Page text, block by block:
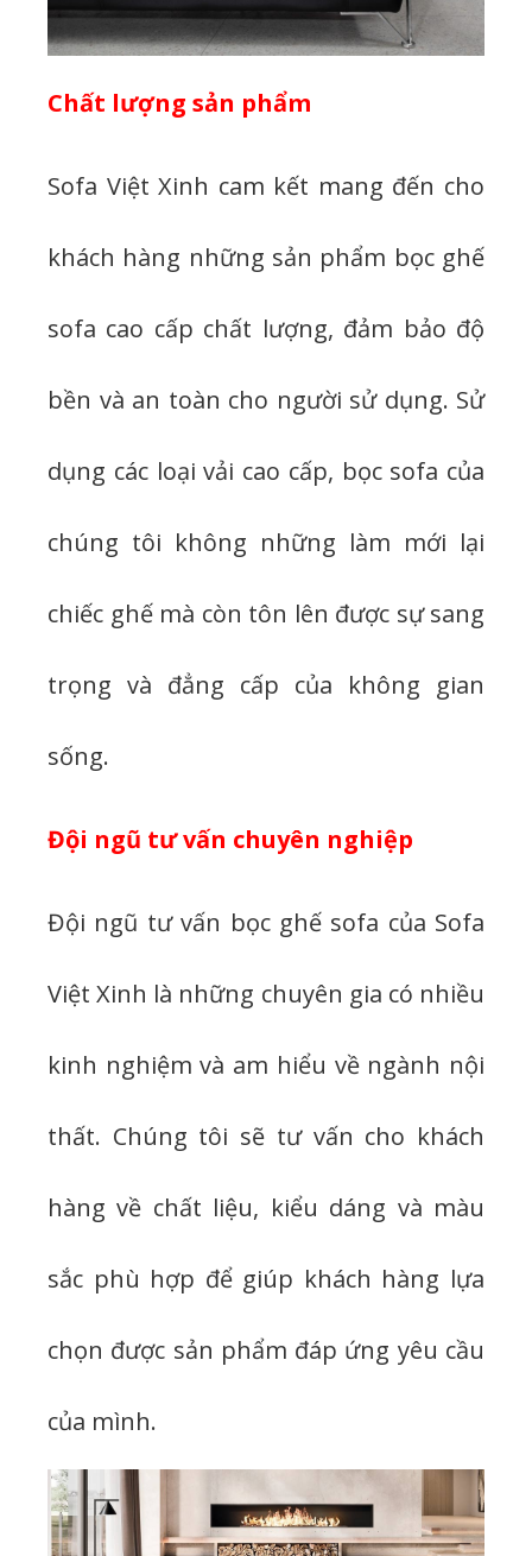
Chất lượng sản phẩm
Sofa Việt Xinh cam kết mang đến cho
khách hàng những sản phẩm bọc ghế
sofa cao cấp chất lượng, đảm bảo độ
bền và an toàn cho người sử dụng. Sử
dụng các loại vải cao cấp, bọc sofa của
chúng tôi không những làm mới lại
chiếc ghế mà còn tôn lên được sự sang
trọng và đẳng cấp của không gian
sống.
Đội ngũ tư vấn chuyên nghiệp
Đội ngũ tư vấn bọc ghế sofa của Sofa
Việt Xinh là những chuyên gia có nhiều
kinh nghiệm và am hiểu về ngành nội
thất. Chúng tôi sẽ tư vấn cho khách
hàng về chất liệu, kiểu dáng và màu
sắc phù hợp để giúp khách hàng lựa
chọn được sản phẩm đáp ứng yêu cầu
của mình.